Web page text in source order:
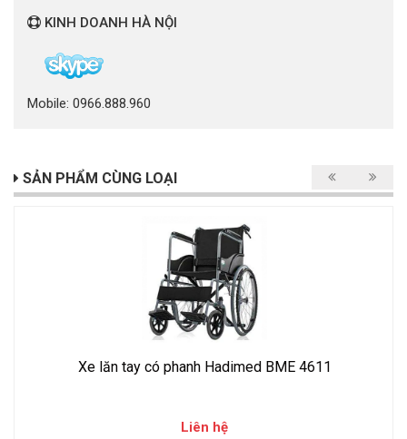
KINH DOANH HÀ NỘI
Mobile: 0966.888.960
SẢN PHẨM CÙNG LOẠI
​​​​​​​Xe lăn tay có phanh Hadimed BME 4611
Liên hệ